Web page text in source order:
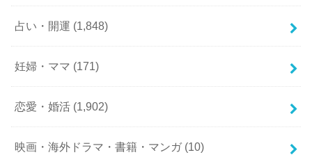
占い・開運 (1,848)
妊婦・ママ (171)
恋愛・婚活 (1,902)
映画・海外ドラマ・書籍・マンガ (10)